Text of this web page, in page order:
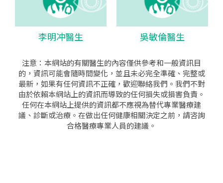
李明冲醫生 吳敏倫醫生
注意：本網站的有關醫生的內容僅供參考和一般資訊目
的，資訊可能會隨時間變化，並且未必完全準確、完整或
最新，如果有任何資訊不正確，歡迎聯絡我們。我們不對
由於依賴本網站上的資訊而導致的任何損失或損害負責。
任何在本網站上提供的資訊都不應視為替代專業醫療建
議、診斷或治療。在做出任何健康相關決定之前，請咨詢
合格醫療專業人員的建議。